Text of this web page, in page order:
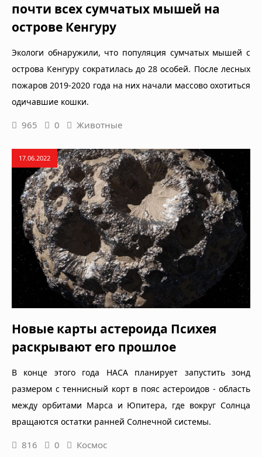
почти всех сумчатых мышей на
острове Кенгуру
Экологи обнаружили, что популяция сумчатых мышей с
острова Кенгуру сократилась до 28 особей. После лесных
пожаров 2019-2020 года на них начали массово охотиться
одичавшие кошки.
965 0 Животные
17.06.2022
Новые карты астероида Психея
раскрывают его прошлое
В конце этого года НАСА планирует запустить зонд
размером с теннисный корт в пояс астероидов - область
между орбитами Марса и Юпитера, где вокруг Солнца
вращаются остатки ранней Солнечной системы.
816 0 Космос